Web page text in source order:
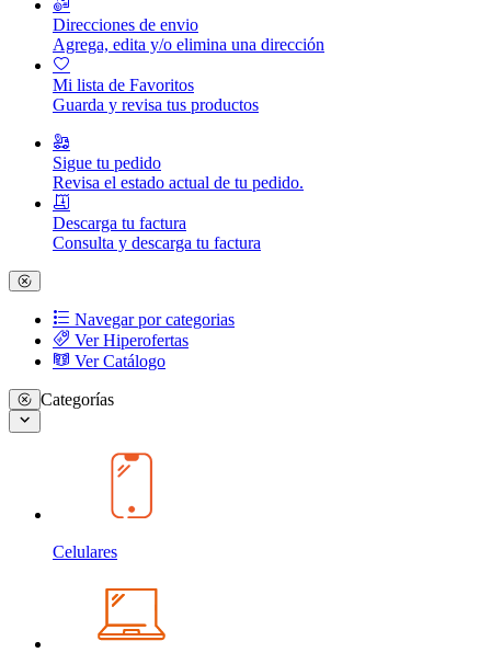
Direcciones de envio
Agrega, edita y/o elimina una dirección
Mi lista de Favoritos
Guarda y revisa tus productos
Sigue tu pedido
Revisa el estado actual de tu pedido.
Descarga tu factura
Consulta y descarga tu factura
Navegar por categorias
Ver Hiperofertas
Ver Catálogo
Categorías
Celulares